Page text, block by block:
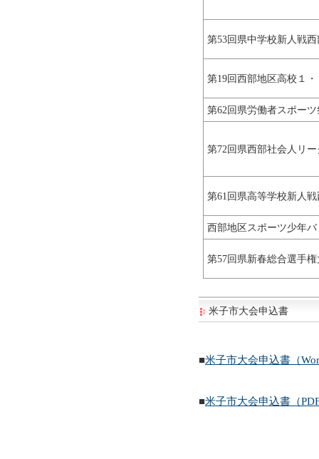
第53回県中学校新人戦
第19回西部地区高校１
第62回県労働者スポー
第72回県西部社会人リ
第61回県高等学校新人
西部地区スポーツ少年
第57回県新春総合選手
米子市大会申込書
■米子市大会申込書（
■米子市大会申込書（